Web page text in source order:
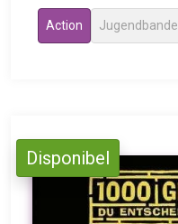
Action Jugendbande
Disponibel